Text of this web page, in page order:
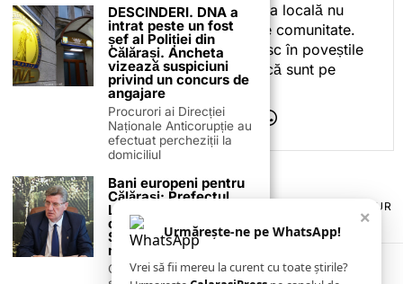
ceea ce fac. Pentru că presa locală nu
este despre mine, ci despre comunitate.
Iar dacă oamenii se regăsesc în poveștile
pe care le spun, înseamnă că sunt pe
drumul bun.
TERMENI ȘI CONDIȚII
POLITICA DE ANULARE & RETUR
PUBLICITATE ONLINE & TIPĂRITĂ
CONTACT
ZIARUL ANUNȚUL CĂLĂRĂȘEAN
×
Urmărește-ne pe WhatsApp!
Vrei să fii mereu la curent cu toate știrile?
DESCINDERI. DNA a
intrat peste un fost
șef al Poliției din
Călărași. Ancheta
vizează suspiciuni
privind un concurs de
angajare
Procurori ai Direcției
Naționale Anticorupție au
efectuat percheziții la
domiciliul
Bani europeni pentru
Călărași: Prefectul
Laurențiu State anunță
colaborarea cu ADR
Sud-Muntenia pentru
noi finanțări
Călărașul se pregătește